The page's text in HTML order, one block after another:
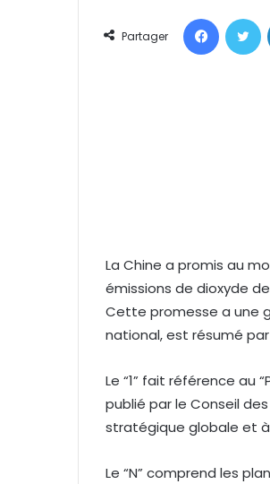
Partager
La Chine a promis au
émissions de dioxyde
Cette promesse a une
national, est résumé par
Le “1” fait référence au
publié par le Conseil
stratégique globale et
Le “N” comprend les